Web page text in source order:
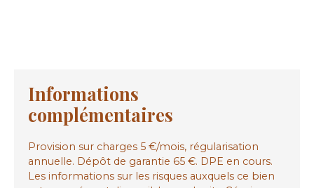
Informations
complémentaires
Provision sur charges 5 €/mois, régularisation
annuelle. Dépôt de garantie 65 €. DPE en cours.
Les informations sur les risques auxquels ce bien